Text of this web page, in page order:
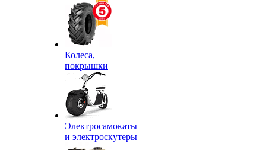
Колеса,
покрышки
Электросамокаты
и электроскутеры